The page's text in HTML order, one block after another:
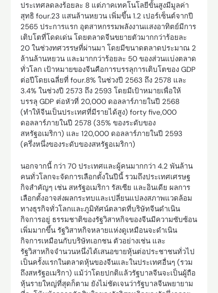
ประเทศลดลงร้อยละ 8 แต่ภาคเทคโนโลยีขั้นสูงมีมูลค่า
สุทธิ four.23 แสนล้านหยวน เพิ่มขึ้น 1.2 เปอร์เซ็นต์จากปี
2565 ประการแรก อุตสาหกรรมพลังงานแสงอาทิตย์มีการ
เติบโตที่โดดเด่น โดยตลาดจีนขยายตัวมากกว่าร้อยละ
20 ในช่วงทศวรรษที่ผ่านมา โดยมีขนาดตลาดประมาณ 2
ล้านล้านหยวน และมากกว่าร้อยละ 50 ของส่วนแบ่งตลาด
ทั่วโลก เป้าหมายของจีนคือการบรรลุการเติบโตของ GDP
ต่อปีโดยเฉลี่ยที่ four.8% ในช่วงปี 2563 ถึง 2578 และ
3.4% ในช่วงปี 2573 ถึง 2593 โดยมีเป้าหมายเพื่อให้
บรรลุ GDP ต่อหัวที่ 20,000 ดอลลาร์ภายในปี 2568
(ทำให้จีนเป็นประเทศที่มีรายได้สูง) forty five,000
ดอลลาร์ภายในปี 2578 (35% ของระดับของ
สหรัฐอเมริกา) และ 120,000 ดอลลาร์ภายในปี 2593
(ครึ่งหนึ่งของระดับของสหรัฐอเมริกา)
นอกจากนี้ กว่า 70 ประเทศและผู้คนมากกว่า 4.2 พันล้าน
คนทั่วโลกจะจัดการเลือกตั้งในปีนี้ รวมถึงประเทศเศรษฐ
กิจสำคัญๆ เช่น สหรัฐอเมริกา รัสเซีย และอินเดีย ผลการ
เลือกตั้งอาจส่งผลกระทบและเปลี่ยนแปลงสภาพแวดล้อม
ทางธุรกิจทั่วโลกและภูมิทัศน์ตลาดที่บริษัทจีนดำเนิน
กิจการอยู่ ธรรมชาติของรัฐวิสาหกิจของจีนมีความซับซ้อน
เพิ่มมากขึ้น รัฐวิสาหกิจหลายแห่งดูเหมือนจะดำเนิน
กิจการเหมือนกับบริษัทเอกชน ตัวอย่างเช่น และ
รัฐวิสาหกิจจำนวนหนึ่งได้เสนอขายหุ้นต่อประชาชนทั่วไป
เป็นครั้งแรกในตลาดหุ้นของจีนและในประเทศอื่นๆ (รวม
ถึงสหรัฐอเมริกา) แม้ว่าโดยปกติแล้วรัฐบาลจีนจะเป็นผู้ถือ
หุ้นรายใหญ่ที่สุดก็ตาม ยังไม่ชัดเจนว่ารัฐบาลจีนพยายาม